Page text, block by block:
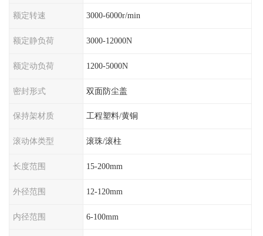
额定转速 3000-6000r/min
额定静负荷 3000-12000N
额定动负荷 1200-5000N
密封形式 双面防尘盖
保持架材质 工程塑料/黄铜
滚动体类型 滚珠/滚柱
长度范围 15-200mm
外径范围 12-120mm
内径范围 6-100mm